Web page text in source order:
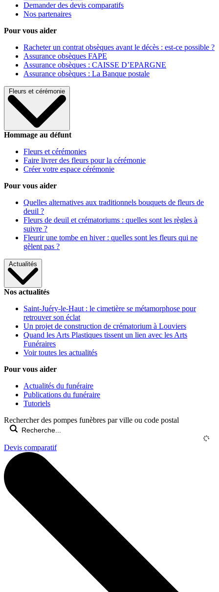
Demander des devis comparatifs
Nos partenaires
Pour vous aider
Racheter un contrat obsèques avant le décès : est-ce possible ?
Assurance obsèques FAPE
Assurance obsèques : CAISSE D’EPARGNE
Assurance obsèques : La Banque postale
Fleurs et cérémonie
Hommage au défunt
Fleurs et cérémonies
Faire livrer des fleurs pour la cérémonie
Créer votre espace cérémonie
Pour vous aider
Quelles alternatives aux traditionnels bouquets de fleurs de
deuil ?
Fleurs de deuil et crématoriums : quelles sont les règles à
suivre ?
Fleurir une tombe en hiver : quelles sont les fleurs qui ne
gèlent pas ?
Actualités
Nos actualités
Saint-Juéry-le-Haut : le cimetière se métamorphose pour
retrouver son éclat
Un projet de construction de crématorium à Louviers
Quand les Arts Plastiques tissent un lien avec les Arts
Funéraires
Voir toutes les actualités
Pour vous aider
Actualités du funéraire
Publications du funéraire
Tutoriels
Rechercher des pompes funèbres par ville ou code postal
Devis comparatif